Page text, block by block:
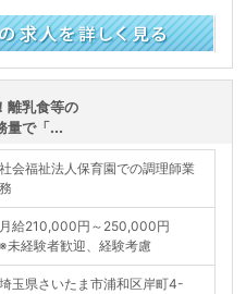
離乳食等の
量で「...
社会福祉法人保育園での調理師業
務
月給210,000円～250,000円
※未経験者歓迎、経験考慮
埼玉県さいたま市浦和区岸町4-